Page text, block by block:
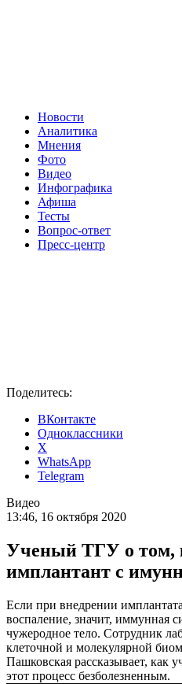
Новости
Аналитика
Мнения
Фото
Видео
Инфографика
Афиша
Тесты
Вопрос-ответ
Пресс-центр
Поделитесь:
ВКонтакте
Одноклассники
X
WhatsApp
Telegram
Видео
13:46, 16 октября 2020
Ученый ТГУ о том,
имплантант с
Если при внедрении
воспаление, значит, иммунная
чужеродное тело. Сотрудник
клеточной и молекулярной
Пашковская рассказывает, как
этот процесс безболезненным.